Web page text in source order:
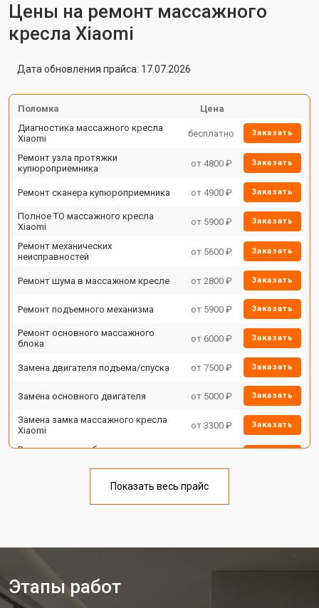
Цены на ремонт массажного
кресла Xiaomi
Дата обновления прайса: 17.07.2026
Поломка
Цена
Диагностика массажного кресла
Xiaomi
бесплатно Заказать
Ремонт узла протяжки
купюроприемника
от 4800 ₽ Заказать
Ремонт сканера купюроприемника от 4900 ₽ Заказать
Полное ТО массажного кресла
Xiaomi
от 5900 ₽ Заказать
Ремонт механических
неисправностей
от 5600 ₽ Заказать
Ремонт шума в массажном кресле от 2800 ₽ Заказать
Ремонт подъемного механизма от 5900 ₽ Заказать
Ремонт основного массажного
блока
от 6000 ₽ Заказать
Замена двигателя подъема/спуска от 7500 ₽ Заказать
Замена основного двигателя от 5000 ₽ Заказать
Замена замка массажного кресла
Xiaomi
от 3300 ₽ Заказать
Ремонт на месте без замены
от 4400 ₽
Замена вторичного
от 4100 ₽
Прошивка массажного кресла
Xiaomi
Показать весь прайс
Этапы работ